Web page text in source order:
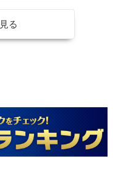
る